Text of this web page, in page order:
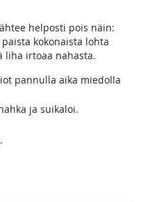
helposti pois näin:
kokonaista lohta
liha irtoaa nahasta.
pannulla aika miedolla
ja suikaloi.